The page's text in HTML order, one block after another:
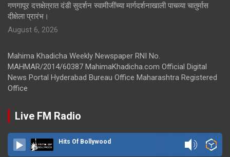
गणगापूर दत्तक्षेत्रात दंडी सुदर्शन स्वामीजींच्या मार्गदर्शनाखाली पाचव्या चातुर्मास
दीक्षेला प्रारंभ।
August 6, 2026
Mahima Khadicha Weekly Newspaper RNI No.
MAHMAR/2014/60387 MahimaKhadicha.com Official Digital
News Portal Hyderabad Bureau Office Maharashtra Registered
Office
Live FM Radio
Hits Of Bollywood